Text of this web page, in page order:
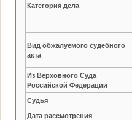
Категория дела
Вид обжалуемого судебного
акта
Из Верховного Суда
Российской Федерации
Судья
Дата рассмотрения